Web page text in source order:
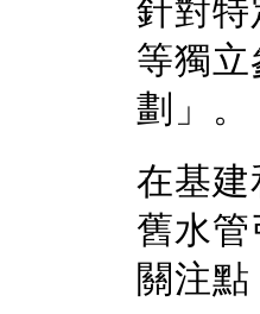
針對
等獨
劃」。
在基
舊水
關注